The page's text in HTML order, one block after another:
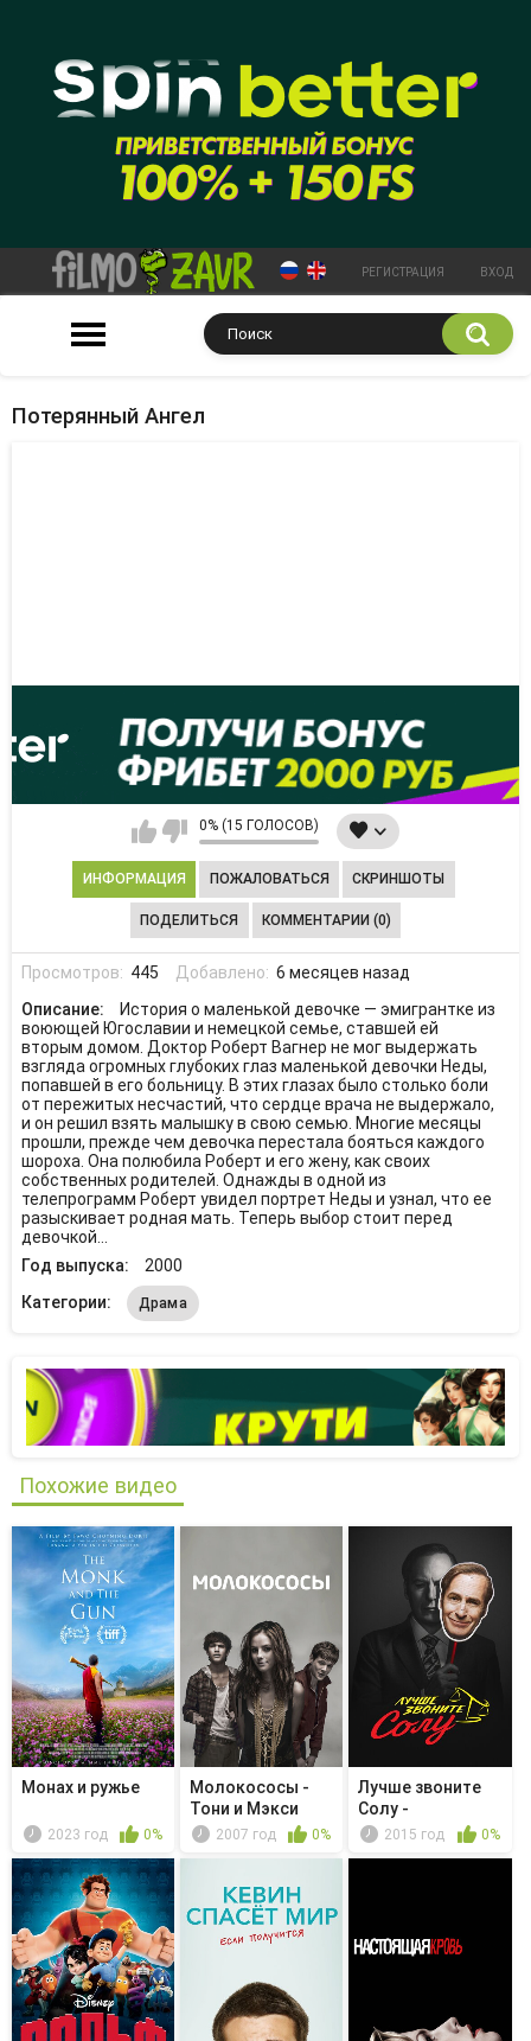
РЕГИСТРАЦИЯ ВХОД
Потерянный Ангел
0% (15 ГОЛОСОВ)
ИНФОРМАЦИЯ ПОЖАЛОВАТЬСЯ СКРИНШОТЫ
ПОДЕЛИТЬСЯ КОММЕНТАРИИ (0)
Просмотров: 445 Добавлено: 6 месяцев назад
Описание:
История о маленькой девочке — эмигрантке из
воюющей Югославии и немецкой семье, ставшей ей
вторым домом. Доктор Роберт Вагнер не мог выдержать
взгляда огромных глубоких глаз маленькой девочки Неды,
попавшей в его больницу. В этих глазах было столько боли
от пережитых несчастий, что сердце врача не выдержало,
и он решил взять малышку в свою семью. Многие месяцы
прошли, прежде чем девочка перестала бояться каждого
шороха. Она полюбила Роберт и его жену, как своих
собственных родителей. Однажды в одной из
телепрограмм Роберт увидел портрет Неды и узнал, что ее
разыскивает родная мать. Теперь выбор стоит перед
девочкой...
Год выпуска:
2000
Категории:
Драма
Похожие видео
Монах и ружье
2023 год 0%
Молокососы -
Тони и Мэкси
2007 год 0%
Лучше звоните
Солу -
Гидротехнические...
2015 год 0%